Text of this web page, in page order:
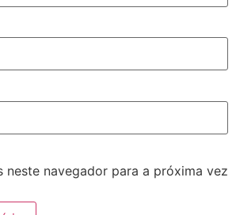
neste navegador para a próxima vez